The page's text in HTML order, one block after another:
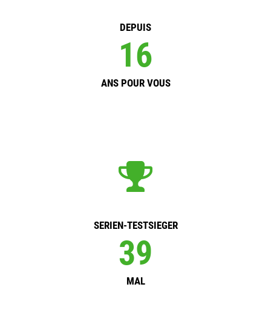
DEPUIS
16
ANS POUR VOUS
SERIEN-TESTSIEGER
40
MAL